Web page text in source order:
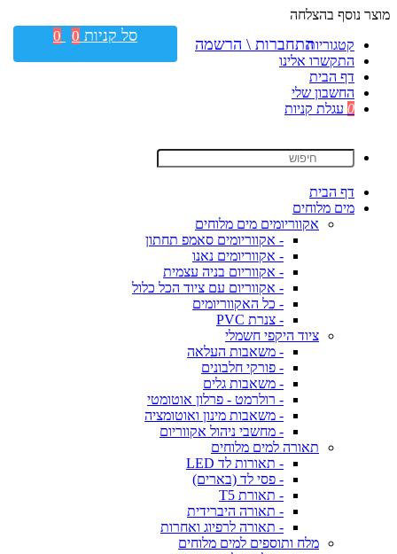
מוצר נוסף בהצלחה
קטגוריות
התקשרו אלינו
דף הבית
החשבון שלי
0 עגלת קניות
דף הבית
מים מלוחים
אקווריומים מים מלוחים
- אקווריומים סאמפ תחתון
- אקווריומים נאנו
- אקווריום בניה עצמית
- אקווריום עם ציוד הכל כלול
- כל האקווריומים
- צנרת PVC
ציוד היקפי חשמלי
- משאבות העלאה
- פורקי חלבונים
- משאבות גלים
- רולרמט - פרלון אוטומטי
- משאבות מינון ואוטומציה
- מחשבי ניהול אקווריום
תאורה למים מלוחים
- תאורות לד LED
- פסי לד (בארים)
- תאורת T5
- תאורה היברידית
- תאורה לרפיוג ואחרות
מלח ותוספים למים מלוחים
התחברות \ הרשמה סל קניות 0
0